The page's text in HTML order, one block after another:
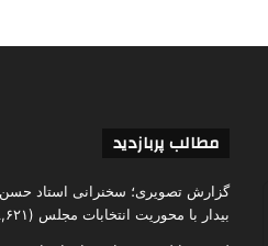
مطالب پربازدید
گزارش تصویری؛ سخنرانی استاد
بیدار با محوریت انتخابات مجلس (۱۵۸,۶۲۱)